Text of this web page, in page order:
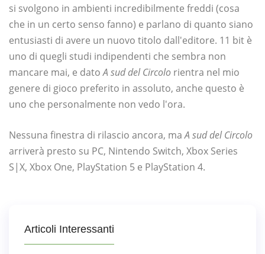
si svolgono in ambienti incredibilmente freddi (cosa
che in un certo senso fanno) e parlano di quanto siano
entusiasti di avere un nuovo titolo dall'editore. 11 bit è
uno di quegli studi indipendenti che sembra non
mancare mai, e datoA sud del Circolo rientra nel mio
genere di gioco preferito in assoluto, anche questo è
uno che personalmente non vedo l'ora.
Nessuna finestra di rilascio ancora, maA sud del Circolo
arriverà presto su PC, Nintendo Switch, Xbox Series
S|X, Xbox One, PlayStation 5 e PlayStation 4.
Articoli Interessanti